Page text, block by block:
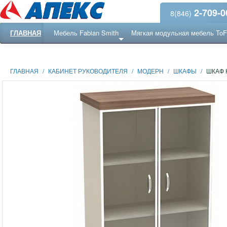
8(846) 2-709-
ГЛАВНАЯ Мебель Fabian Smith Мягкая модульная мебель
ГЛАВНАЯ / КАБИНЕТ РУКОВОДИТЕЛЯ / МОДЕРН / ШКАФЫ / ШКАФ